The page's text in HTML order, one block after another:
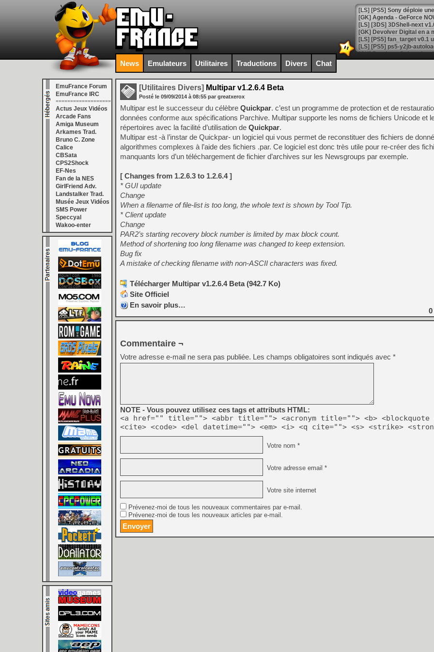
[GK] Agenda - GeForce
[GK] Devolver Digital en a
[LS] [PS5] ps5-y2jb-
[GK] Pourquoi Marvel
[GK] Test : Restory : Chill
[GK] GTA 6 : Rockstar
[GK] Hot Wheels Infinite
[GK] Mémoire cash -
[GK] Résultats Nintendo :
[GK] Déjà des
[Mo5] Brickboy cherche à
[GK] Minecraft et ses «
[GK] Beast of
[GK] Ubisoft : fin de partie
[GK] Mémoire cash -
[GK] Dan Houser (GTA)
[GK] Comment EA Sports
[GK] Crimson Moon : un
[GK] Isle of Reveries : le
[GK] Moonlighter 2 : The
[GK] Capcom relance
[Mo5] Deux inédits du
[GK] Le beat'em up The
[GK] Endless Legend 2 :
[LS] [PS5] Le WebKit
[GK] Oubliez Crazy Taxi,
[LS] [Switch] NSZ 5.0.0
[GK] Bethesda fête les 30
[GK] Roblox : l'action en
News Emulateurs Utilitaires Traductions Divers Chat
EmuFrance Forum
EmuFrance IRC
===================
Actus Jeux Vidéos
Arcade Fans
Amiga Museum
Arkames Trad.
Bruno C. Zone
Calice
CBSata
CPS2Shock
EF-Nes
Fan de la NES
GirlFriend Adv.
Landstalker Trad.
Musée Jeux Vidéos
SMS Power
Speccyal
Wakoo-enter
[Utilitaires Divers] Multipar v1.2.6.4 Beta
Posté le 09/09/2014 à 08:55 par greatxerox
Multipar est le successeur du célèbre Quickpar. c’est un programme de protection et de
données conforme aux spécifications Parchive. Multipar supporte les noms de fichiers Unicode et
répertoires avec la facilité d’utilisation de Quickpar.
Multipar est -à l’instar de Quickpar- un logiciel qui vous permet de reconstituer des fichiers de
algorithmes complexes à l’aide des fichiers .par. Ce logiciel est donc très utile pour re-créer des
manquants lors d’un téléchargement de fichier d’archives sur les Newsgroups par exemple.
[ Changes from 1.2.6.3 to 1.2.6.4 ]
* GUI update
Change
When a filename of file-list is too long, the whole text is shown by Tool Tip.
* Client update
Change
PAR2’s starting recovery block number is limited by max block count.
Method of shortening too long filename was changed to keep extension.
Bug fix
A mistake of checking filename with non-ASCII characters was fixed.
Télécharger Multipar v1.2.6.4 Beta (942.7 Ko)
Site Officiel
En savoir plus…
0
Commentaire ¬
Votre adresse e-mail ne sera pas publiée. Les champs obligatoires sont indiqués avec *
NOTE - Vous pouvez utilisez ces tags et attributs HTML:
<a href="" title=""> <abbr title=""> <acronym title=""> <b> <blockquote
<cite> <code> <del datetime=""> <em> <i> <q cite=""> <s> <strike>
Votre nom *
Votre adresse email *
Votre site internet
Prévenez-moi de tous les nouveaux commentaires par e-mail.
Prévenez-moi de tous les nouveaux articles par e-mail.